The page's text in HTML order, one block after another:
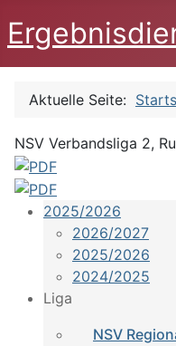
Aktuelle Seite:
NSV Verbandsliga 2,
2025/2026
2026/2027
2025/2026
2024/2025
Liga
NSV